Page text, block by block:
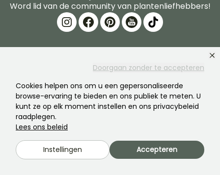
Doorgaan zonder te accepteren
Cookies helpen ons om u een gepersonaliseerde
browse-ervaring te bieden en ons publiek te meten. U
kunt ze op elk moment instellen en ons privacybeleid
raadplegen.
Lees ons beleid
Instellingen Accepteren
Word lid van de community van plantenliefhebbers!
Het merk
Onze geschiedenis
Onze planten
Onze verbintenissen
Voorbereiding van
Garantie op planten